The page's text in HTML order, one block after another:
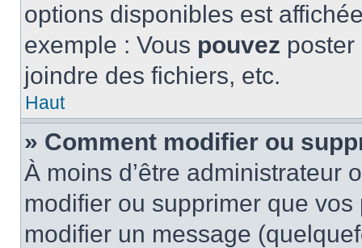
options disponibles est
exemple : Vous pouvez
joindre des fichiers, etc.
Haut
» Comment modifier ou
À moins d’être administrateur
modifier ou supprimer que
modifier un message